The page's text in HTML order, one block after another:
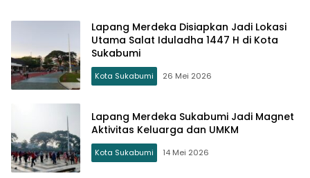
Lapang Merdeka Disiapkan Jadi Lokasi
Utama Salat Iduladha 1447 H di Kota
Sukabumi
Kota Sukabumi 26 Mei 2026
Lapang Merdeka Sukabumi Jadi Magnet
Aktivitas Keluarga dan UMKM
Kota Sukabumi 14 Mei 2026